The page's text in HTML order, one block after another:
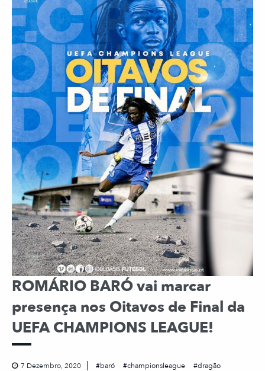
ROMÁRIO BARÓ vai marcar
presença nos Oitavos de Final da
UEFA CHAMPIONS LEAGUE!⠀
7 Dezembro, 2020 baró championsleague
dragão